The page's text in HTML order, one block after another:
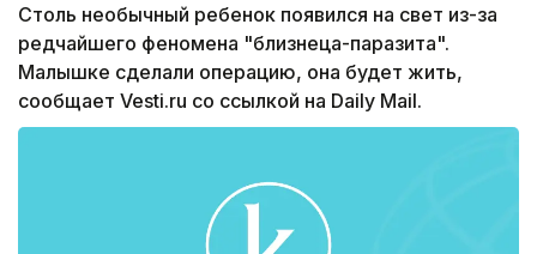
Столь необычный ребенок появился на свет из-за
редчайшего феномена "близнеца-паразита".
Малышке сделали операцию, она будет жить,
сообщает Vesti.ru со ссылкой на Daily Mail.